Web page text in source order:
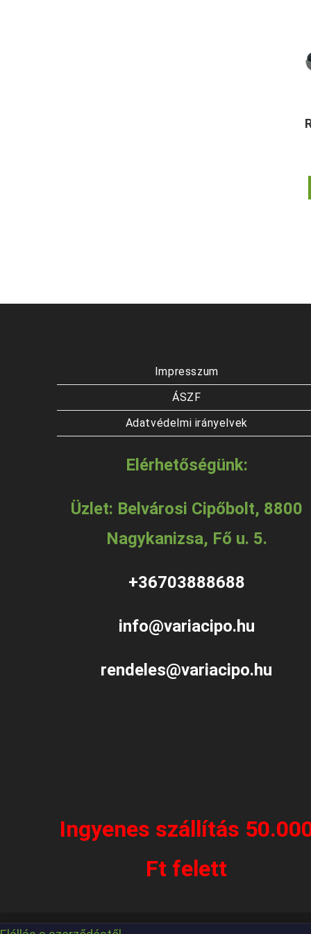
Impresszum
ÁSZF
Adatvédelmi irányelvek
Elérhetőségünk:
Üzlet: Belvárosi Cipőbolt, 8800
Nagykanizsa, Fő u. 5.
+36703888688
info@variacipo.hu
rendeles@variacipo.hu
Ingyenes szállítás
Ft felett